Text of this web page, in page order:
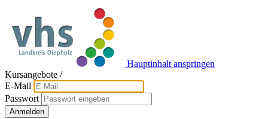
Hauptinhalt anspringen
Kursangebote /
E-Mail
Passwort
Anmelden